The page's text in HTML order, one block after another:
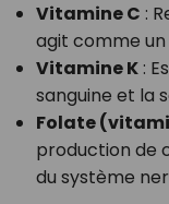
Vitamine C :
agit comme
Vitamine K:
sanguine et la
Folate
production de
du système